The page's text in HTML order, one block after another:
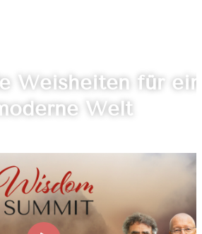
Weisheiten für
Welt